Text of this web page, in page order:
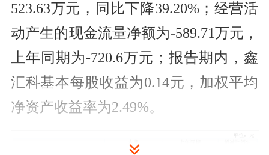
523.63万元，同比下降39.20%；经营活
动产生的现金流量净额为-589.71万元，
上年同期为-720.6万元；报告期内，鑫
汇科基本每股收益为0.14元，加权平均
净资产收益率为2.49%。